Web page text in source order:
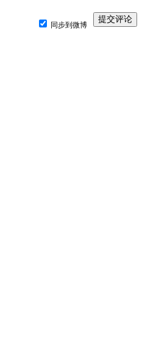
同步到微博